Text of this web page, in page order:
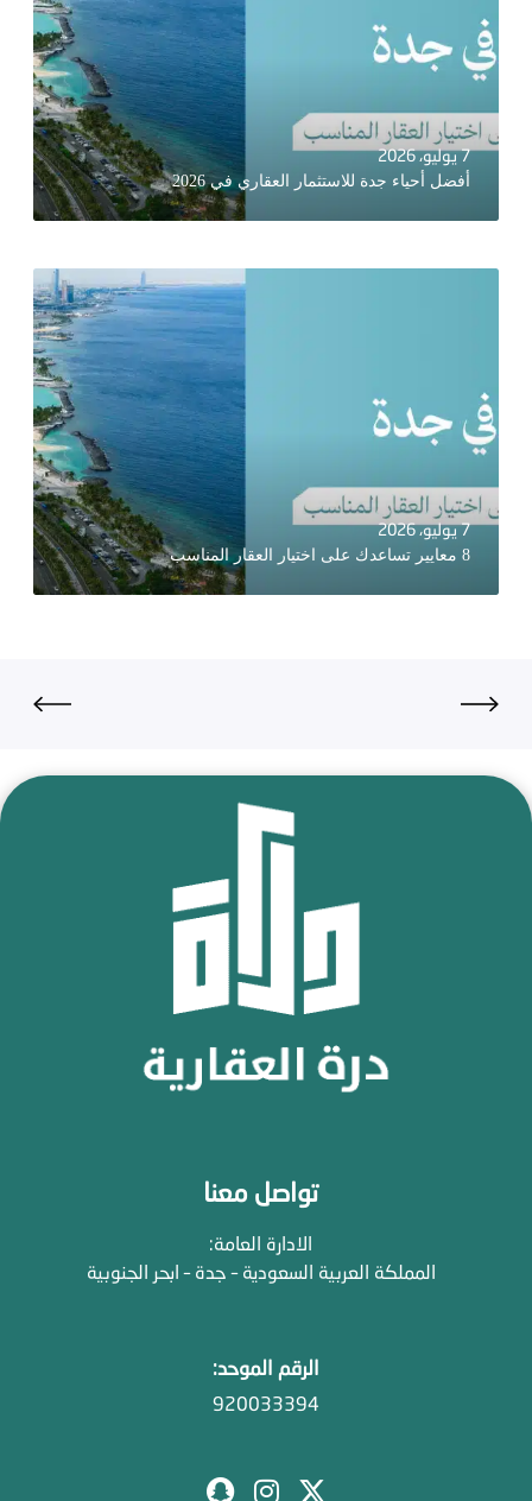
7 يوليو، 2026
أفضل أحياء جدة للاستثمار العقاري في 2026
7 يوليو، 2026
8 معايير تساعدك على اختيار العقار المناسب
تواصل معنا
الادارة العامة:
المملكة العربية السعودية – جدة – ابحر الجنوبية
الرقم الموحد:
920033394